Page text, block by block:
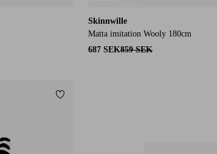
Skinnwille
Matta imitation Wooly 180cm
687 SEK859 SEK
Lägg till i favoriter